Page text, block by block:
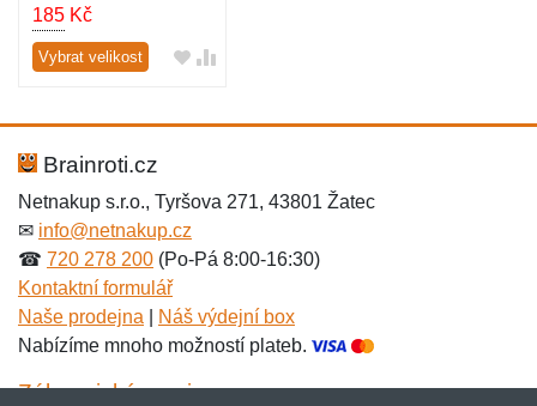
185 Kč
Vybrat velikost
Brainroti.cz
Netnakup s.r.o., Tyršova 271, 43801 Žatec
✉ info@netnakup.cz
☎ 720 278 200 (Po-Pá 8:00-16:30)
Kontaktní formulář
Naše prodejna
Náš výdejní box
Nabízíme mnoho možností plateb.
Zákaznický servis